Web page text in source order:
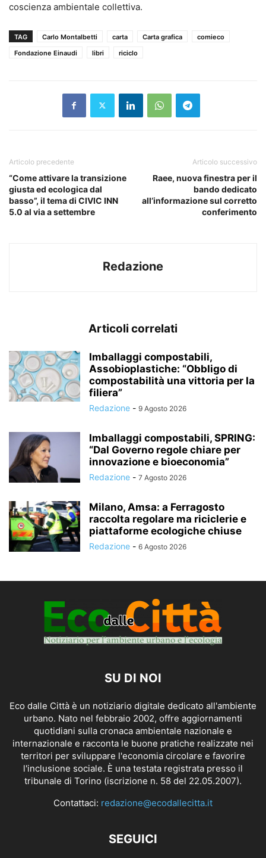
coscienza ambientale collettiva.
TAG Carlo Montalbetti carta Carta grafica
comieco
Fondazione Einaudi
libri riciclo
Articolo precedente
“Come attivare la transizione
giusta ed ecologica dal
basso”, il tema di CIVIC INN
5.0 al via a settembre
Articolo successivo
Raee, nuova finestra per il
bando dedicato
all’informazione sul corretto
conferimento
Redazione
Articoli correlati
Imballaggi compostabili,
Assobioplastiche: “Obbligo di
compostabilità una vittoria per la
filiera”
Redazione - 9 Agosto 2026
Imballaggi compostabili, SPRING:
“Dal Governo regole chiare per
innovazione e bioeconomia”
Redazione - 7 Agosto 2026
Milano, Amsa: a Ferragosto
raccolta regolare ma riciclerie e
piattaforme ecologiche chiuse
Redazione - 6 Agosto 2026
SU DI NOI
Eco dalle Città è un notiziario digitale dedicato all'ambiente
urbano. Nato nel febbraio 2002, offre aggiornamenti
quotidiani sulla cronaca ambientale nazionale e
internazionale e racconta le buone pratiche realizzate nei
territori per sviluppare l'economia circolare e favorire
l'inclusione sociale. È una testata registrata presso il
tribunale di Torino (iscrizione n. 58 del 22.05.2007).
Contattaci: redazione@ecodallecitta.it
SEGUICI